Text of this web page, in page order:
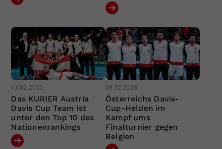
13.02.2026
Das KURIER Austria
Davis Cup Team ist
unter den Top 10 des
Nationenrankings
09.02.2026
Österreichs Davis-
Cup-Helden im
Kampf ums
Finalturnier gegen
Belgien